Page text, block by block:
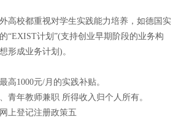
校都重视对学生实践能力培养，如德国实
“EXIST计划”(支持创业早期阶段的业务构
形成业务计划)。
1000元/月的实践补贴。
年教师兼职 所得收入归个人所有。
登记注册政策五